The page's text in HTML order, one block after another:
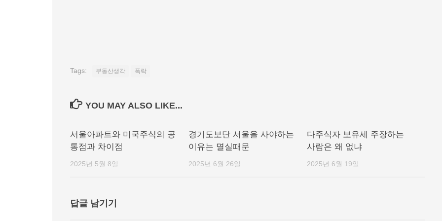
Tags: 부동산생각 폭락
YOU MAY ALSO LIKE...
서울아파트와 미국주식의 공
통점과 차이점
2025년 5월 8일
경기도보단 서울을 사야하는
이유는 멸실때문
2025년 6월 26일
다주식자 보유세 주장하는
사람은 왜 없냐
2025년 6월 19일
답글 남기기